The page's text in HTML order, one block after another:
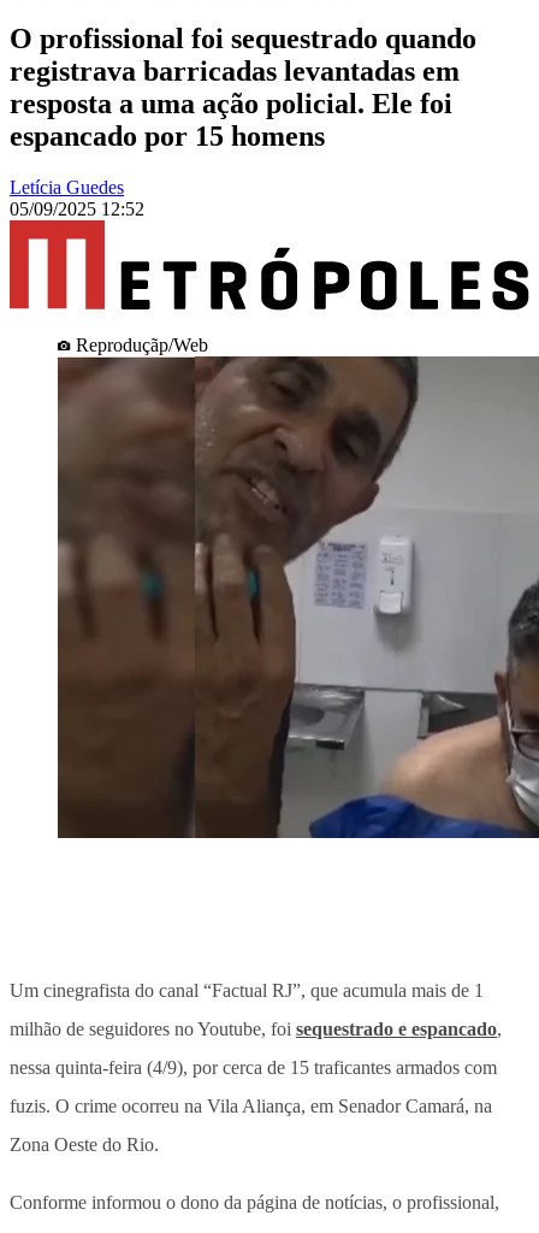
O profissional foi sequestrado quando
registrava barricadas levantadas em
resposta a uma ação policial. Ele foi
espancado por 15 homens
Letícia Guedes
05/09/2025 12:52
Reproduçãp/Web
Um cinegrafista do canal “Factual RJ”, que acumula mais de 1
milhão de seguidores no Youtube, foi sequestrado e espancado,
nessa quinta-feira (4/9), por cerca de 15 traficantes armados com
fuzis. O crime ocorreu na Vila Aliança, em Senador Camará, na
Zona Oeste do Rio.
Conforme informou o dono da página de notícias, o profissional,